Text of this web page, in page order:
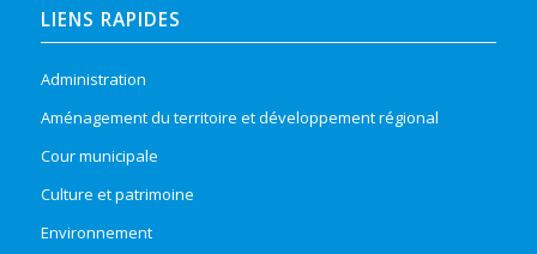
LIENS RAPIDES
Administration
Aménagement du territoire et développement régional
Cour municipale
Culture et patrimoine
Environnement